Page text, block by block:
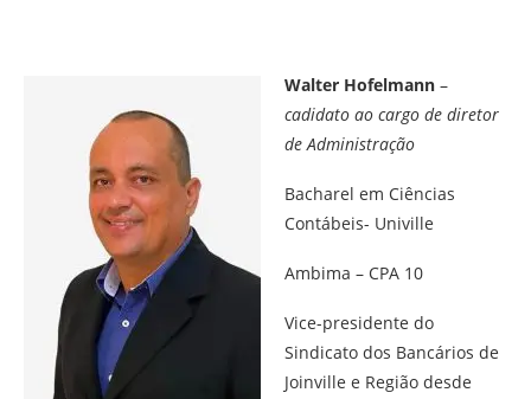
Walter Hofelmann –
cadidato ao cargo de diretor
de Administração
Bacharel em Ciências
Contábeis- Univille
Ambima – CPA 10
Vice-presidente do
Sindicato dos Bancários de
Joinville e Região desde